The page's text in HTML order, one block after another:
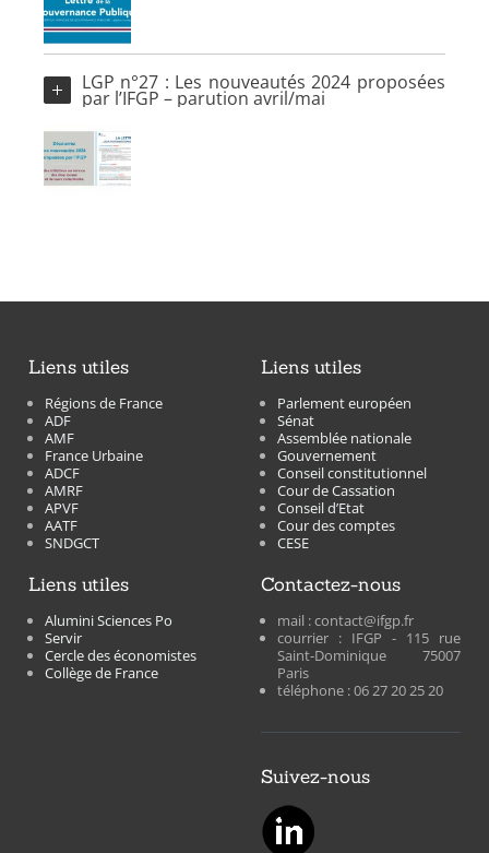
LGP n°27 : Les nouveautés 2024 proposées
par l’IFGP – parution avril/mai
liens utiles
Régions de France
ADF
AMF
France Urbaine
ADCF
AMRF
APVF
AATF
SNDGCT
liens utiles
Parlement européen
Sénat
Assemblée nationale
Gouvernement
Conseil constitutionnel
Cour de Cassation
Conseil d’Etat
Cour des comptes
CESE
liens utiles
Alumini Sciences Po
Servir
Cercle des économistes
Collège de France
contactez-nous
mail : contact@ifgp.fr
courrier : IFGP - 115 rue
Saint-Dominique 75007
Paris
téléphone : 06 27 20 25 20
suivez-nous